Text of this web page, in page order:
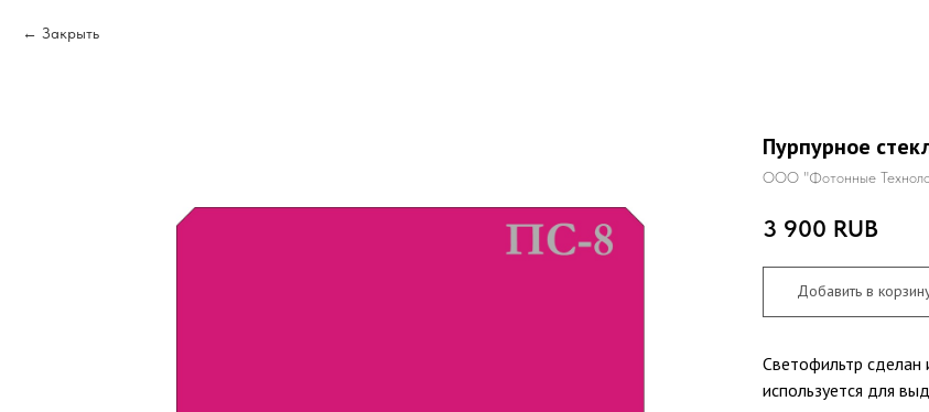
Закрыть
Пурпурное
ООО "Фотонные
3 900 RUB
Добавить в
Светофильтр сделан
используется для